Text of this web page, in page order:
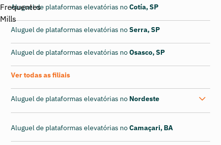
Aluguel de plataformas elevatórias noCotía, SP
Aluguel de plataformas elevatórias noSerra, SP
Aluguel de plataformas elevatórias noOsasco, SP
Ver todas as filiais
Aluguel de plataformas elevatórias no Nordeste
Aluguel de plataformas elevatórias noCamaçari, BA